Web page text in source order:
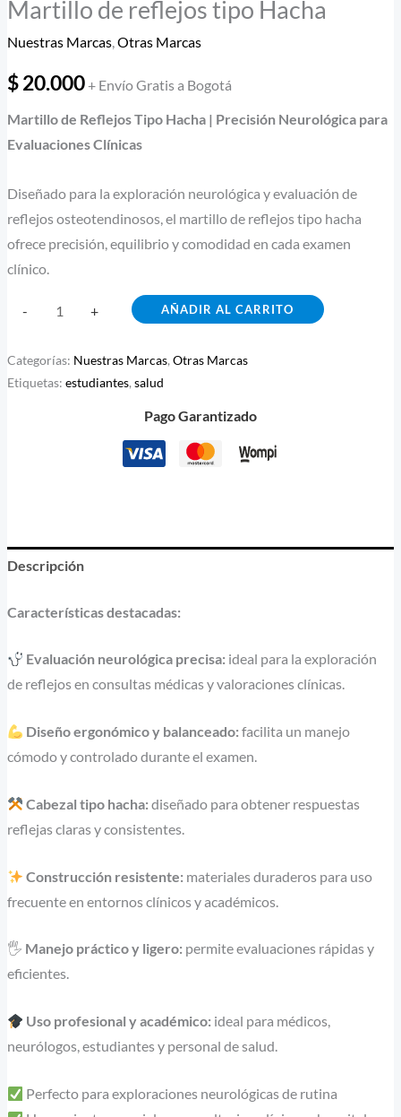
Martillo de reflejos tipo Hacha
Nuestras Marcas,Otras Marcas
$20.000+ Envío Gratis a Bogotá
Martillo de Reflejos Tipo Hacha | Precisión Neurológica para
Evaluaciones Clínicas
Diseñado para la exploración neurológica y evaluación de
reflejos osteotendinosos, el martillo de reflejos tipo hacha
ofrece precisión, equilibrio y comodidad en cada examen
clínico.
- + AÑADIR AL CARRITO
Categorías: Nuestras Marcas,Otras Marcas
Etiquetas:estudiantes,salud
Pago Garantizado
Descripción
Características destacadas:
Evaluación neurológica precisa: ideal para la exploración
de reflejos en consultas médicas y valoraciones clínicas.
Diseño ergonómico y balanceado: facilita un manejo
cómodo y controlado durante el examen.
Cabezal tipo hacha: diseñado para obtener respuestas
reflejas claras y consistentes.
Construcción resistente: materiales duraderos para uso
frecuente en entornos clínicos y académicos.
🖐️ Manejo práctico y ligero: permite evaluaciones rápidas y
eficientes.
Uso profesional y académico: ideal para médicos,
neurólogos, estudiantes y personal de salud.
Perfecto para exploraciones neurológicas de rutina